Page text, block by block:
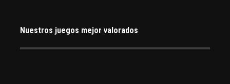
Nuestros juegos mejor valorados